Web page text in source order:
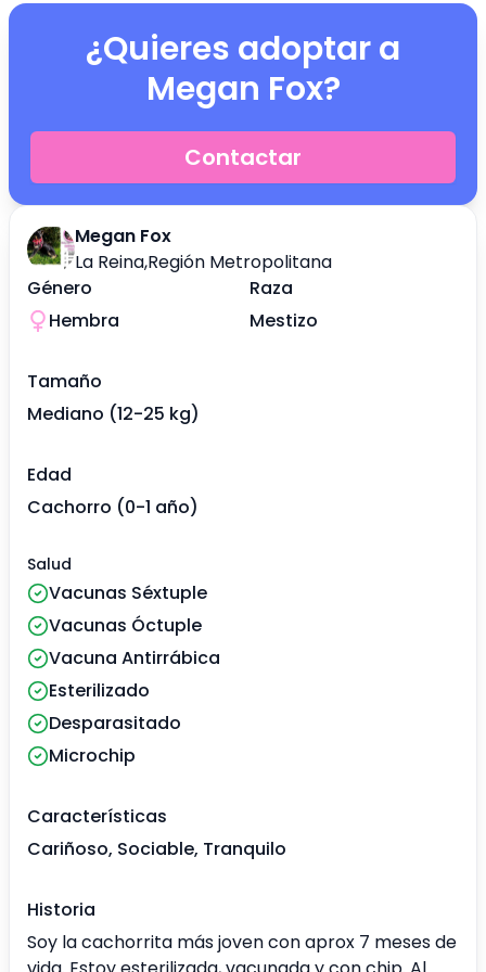
Megan Fox
La Reina,Región Metropolitana
Género
Hembra
Raza
Mestizo
Tamaño
Mediano (12-25 kg)
Edad
Cachorro (0-1 año)
Salud
Vacunas Séxtuple
Vacunas Óctuple
Vacuna Antirrábica
Esterilizado
Desparasitado
Microchip
Características
Cariñoso, Sociable, Tranquilo
Historia
Soy la cachorrita más joven con aprox 7 meses de
¿Quieres adoptar a
Megan Fox?
Contactar